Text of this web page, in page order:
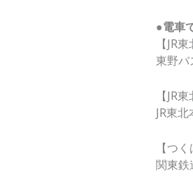
●電車
【JR
東野
【JR
JR東
【つ
関東